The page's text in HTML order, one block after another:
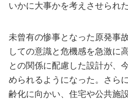
いかに大事かを考えさせられた
未曾有の惨事となった原発事
しての意識と危機感を急激に
との関係に配慮した設計が、
められるようになった。さら
齢化に向かい、住宅や公共施